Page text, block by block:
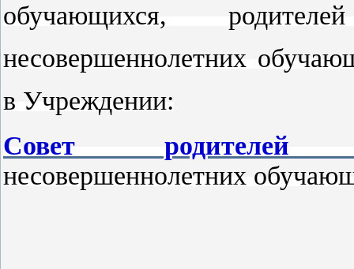
обучающихся,
несовершеннолетних
в Учреждении:
Совет родителей
несовершеннолетних